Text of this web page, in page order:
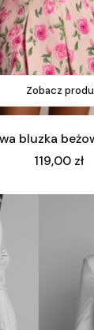
Zobacz
bluzka
Cena
119,00 zł